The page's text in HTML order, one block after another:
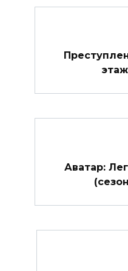
Аватар: